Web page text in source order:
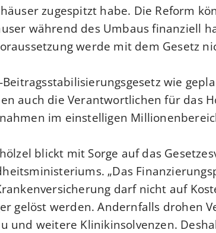
zugespitzt habe. Die Reform
während des Umbaus finanziell
werde mit dem Gesetz
Beitragsstabilisierungsgesetz wie
auch die Verantwortlichen für das
im einstelligen
blickt mit Sorge auf das
„Das
darf nicht auf
gelöst werden. Andernfalls drohen
und weitere Klinikinsolvenzen.